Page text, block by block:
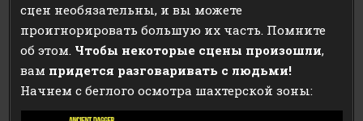
сцен необязательны, и вы можете
проигнорировать большую их часть. Помните
об этом. Чтобы некоторые сцены произошли,
вам придется разговаривать с людьми!
Начнем с беглого осмотра шахтерской зоны: